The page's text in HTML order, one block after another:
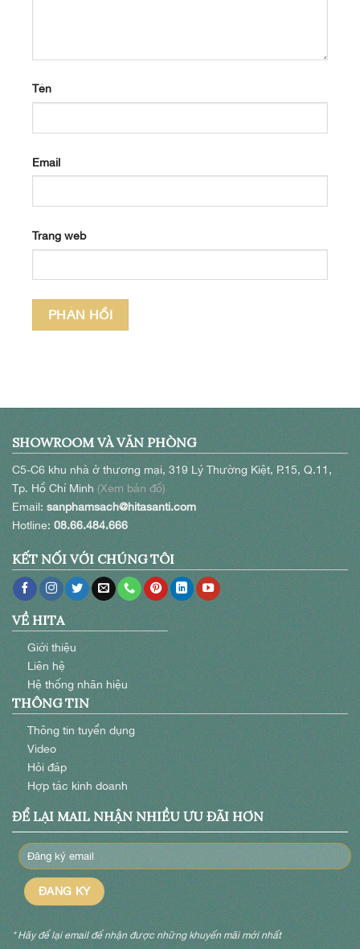
Tên
Email
Trang web
SHOWROOM VÀ VĂN PHÒNG
C5-C6 khu nhà ở thương mại, 319 Lý Thường Kiệt, P.15, Q.11,
Tp. Hồ Chí Minh(Xem bản đồ)
Email:sanphamsach@hitasanti.com
Hotline:08.66.484.666
KẾT NỐI VỚI CHÚNG TÔI
VỀ HITA
Giới thiệu
Liên hệ
Hệ thống nhãn hiệu
THÔNG TIN
Thông tin tuyển dụng
Video
Hỏi đáp
Hợp tác kinh doanh
ĐỂ LẠI MAIL NHẬN NHIỀU ƯU ĐÃI HƠN
* Hãy để lại email để nhận được những khuyến mãi mới nhất